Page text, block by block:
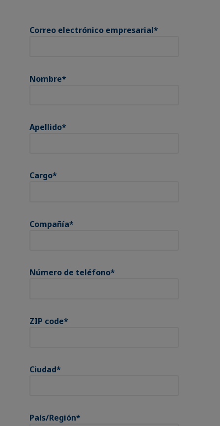
Correo electrónico empresarial*
Nombre*
Apellido*
Cargo*
Compañía*
Número de teléfono*
ZIP code*
Ciudad*
País/Región*